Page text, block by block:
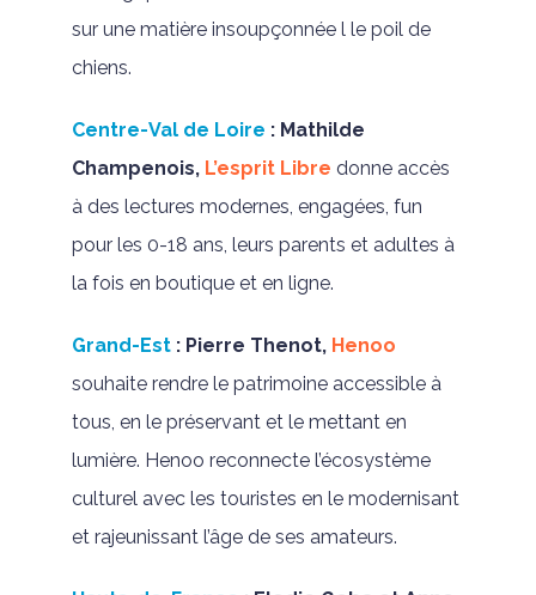
sur une matière insoupçonnée l le poil de
chiens.
Centre-Val de Loire : Mathilde
Champenois, L’esprit Libre donne accès
à des lectures modernes, engagées, fun
pour les 0-18 ans, leurs parents et adultes à
la fois en boutique et en ligne.
Grand-Est: Pierre Thenot, Henoo
souhaite rendre le patrimoine accessible à
tous, en le préservant et le mettant en
lumière. Henoo reconnecte l’écosystème
culturel avec les touristes en le modernisant
et rajeunissant l’âge de ses amateurs.